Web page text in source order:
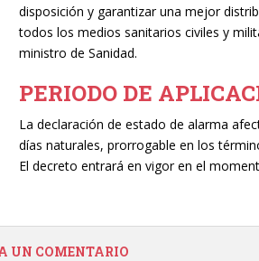
disposición y garantizar una mejor
todos los medios sanitarios civiles y
ministro de Sanidad.
PERIODO DE
La declaración de estado de alarma
días naturales, prorrogable en los
El decreto entrará en vigor en el
UN COMENTARIO